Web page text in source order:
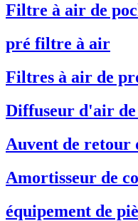
Filtre à air de
pré filtre à air
Filtres à air de
Diffuseur d'air
Auvent de retour
Amortisseur de
équipement de